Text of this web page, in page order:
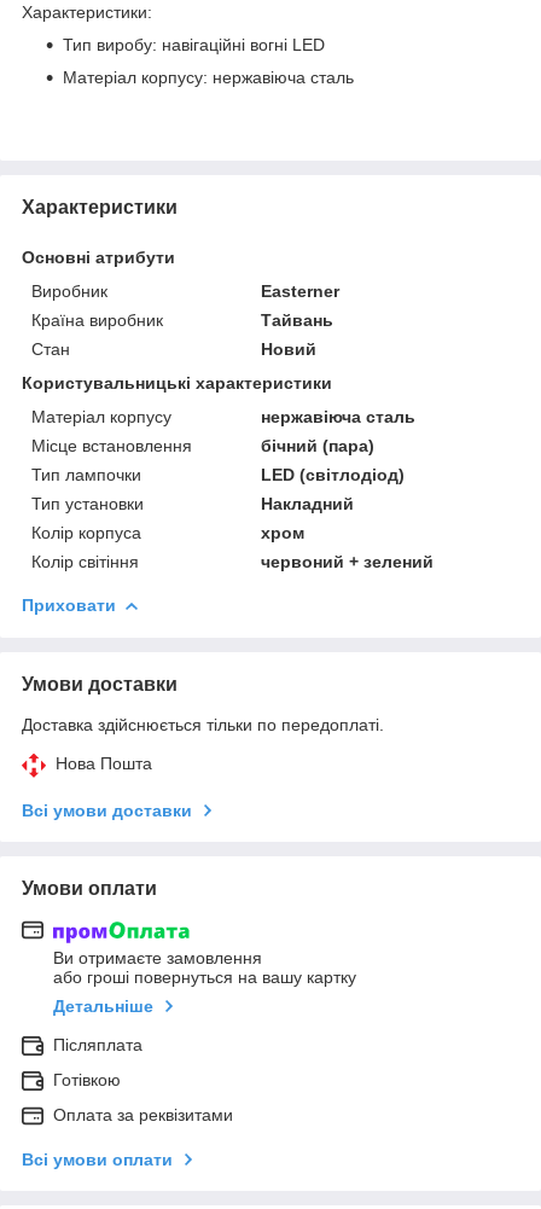
Характеристики:
Тип виробу: навігаційні вогні LED
Матеріал корпусу: нержавіюча сталь
Характеристики
Основні атрибути
Виробник
Easterner
Країна виробник
Тайвань
Стан
Новий
Користувальницькі характеристики
Матеріал корпусу
нержавіюча сталь
Місце встановлення
бічний (пара)
Тип лампочки
LED (світлодіод)
Тип установки
Накладний
Колір корпуса
хром
Колір світіння
червоний + зелений
Приховати
Умови доставки
Доставка здійснюється тільки по передоплаті.
Нова Пошта
Всі умови доставки
Умови оплати
Ви отримаєте замовлення
або гроші повернуться на вашу картку
Детальніше
Післяплата
Готівкою
Оплата за реквізитами
Всі умови оплати